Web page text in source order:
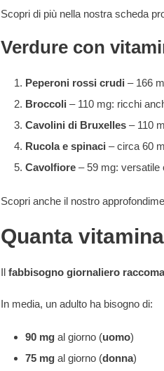
Scopri di più nella nostra scheda
Verdure con
Peperoni rossi crudi – 166
Broccoli – 110 mg: ricchi
Cavolini di Bruxelles – 110
Rucola e spinaci – circa 60
Cavolfiore – 59 mg: versatile
Scopri anche il nostro
Quanta
Il fabbisogno giornaliero
In media, un adulto ha bisogno di:
90 mg al giorno (uomo)
75 mg al giorno (donna)